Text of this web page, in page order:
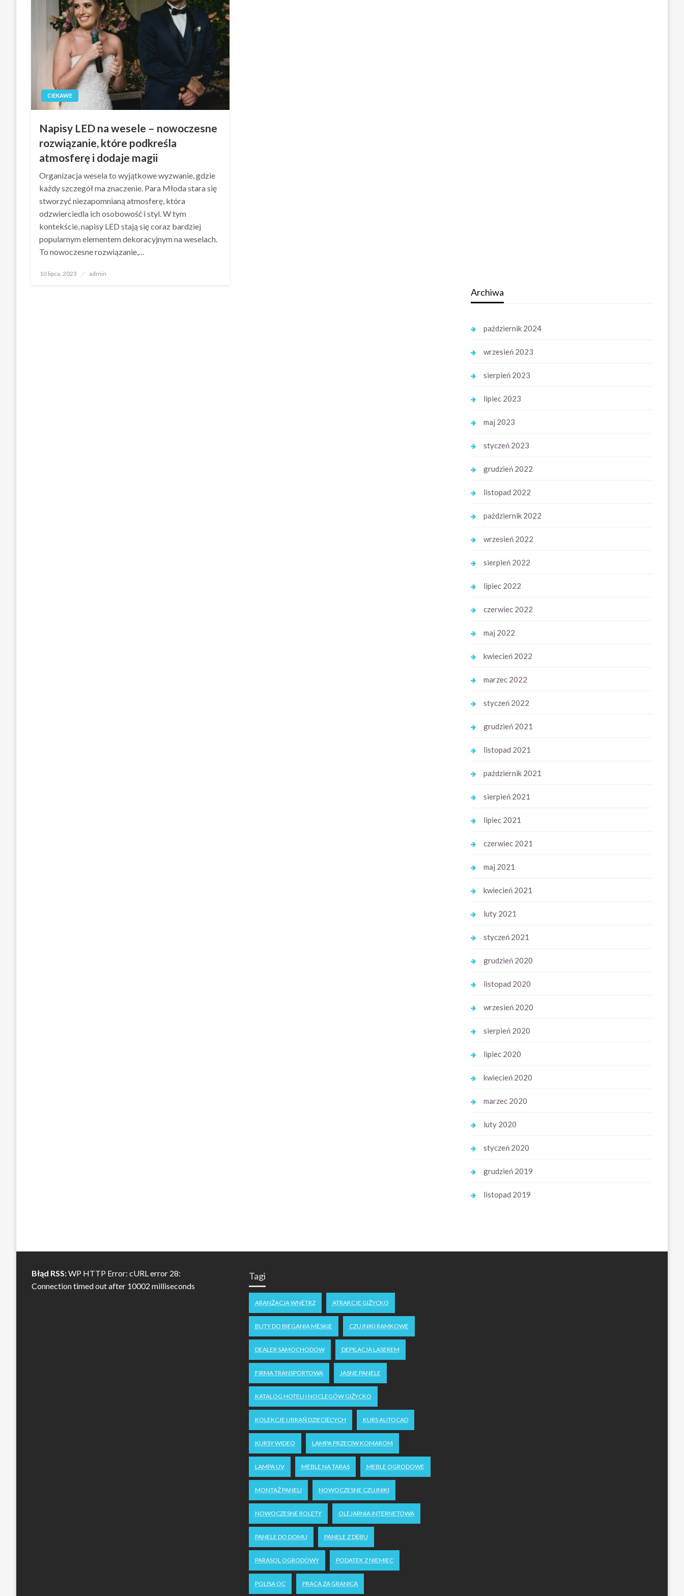
CIEKAWE
Napisy LED na wesele – nowoczesne
rozwiązanie, które podkreśla
atmosferę i dodaje magii
Organizacja wesela to wyjątkowe wyzwanie, gdzie
każdy szczegół ma znaczenie. Para Młoda stara się
stworzyć niezapomnianą atmosferę, która
odzwierciedla ich osobowość i styl. W tym
kontekście, napisy LED stają się coraz bardziej
popularnym elementem dekoracyjnym na weselach.
To nowoczesne rozwiązanie,…
Opublikowane
10 lipca, 2023 admin
Archiwa
październik 2024
wrzesień 2023
sierpień 2023
lipiec 2023
maj 2023
styczeń 2023
grudzień 2022
listopad 2022
październik 2022
wrzesień 2022
sierpień 2022
lipiec 2022
czerwiec 2022
maj 2022
kwiecień 2022
marzec 2022
styczeń 2022
grudzień 2021
listopad 2021
październik 2021
sierpień 2021
lipiec 2021
czerwiec 2021
maj 2021
kwiecień 2021
luty 2021
styczeń 2021
grudzień 2020
listopad 2020
wrzesień 2020
sierpień 2020
lipiec 2020
kwiecień 2020
marzec 2020
luty 2020
styczeń 2020
grudzień 2019
listopad 2019
Błąd RSS:WP HTTP Error: cURL error 28:
Connection timed out after 10002 milliseconds
Tagi
ARANŻACJA WNĘTRZ ATRAKCJE GIŻYCKO
BUTY DO BIEGANIA MĘSKIE CZUJNIKI RAMKOWE
DEALER SAMOCHODOW DEPILACJA LASEREM
FIRMA TRANSPORTOWA JASNE PANELE
KATALOG HOTELI I NOCLEGÓW GIŻYCKO
KOLEKCJE UBRAŃ DZIECIĘCYCH KURS AUTOCAD
KURSY WIDEO LAMPA PRZECIW KOMAROM
LAMPA UV MEBLE NA TARAS MEBLE OGRODOWE
MONTAŻ PANELI NOWOCZESNE CZUJNIKI
NOWOCZESNE ROLETY OLEJARNIA INTERNETOWA
PANELE DO DOMU PANELE Z DĘBU
PARASOL OGRODOWY PODATEK Z NIEMIEC
POLISA OC PRACA ZA GRANICĄ